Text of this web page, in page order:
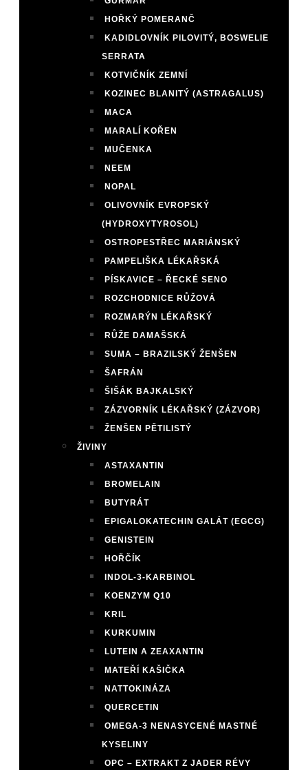
HOŘKÝ POMERANČ
KADIDLOVNÍK PILOVITÝ, BOSWELIE
SERRATA
KOTVIČNÍK ZEMNÍ
KOZINEC BLANITÝ (ASTRAGALUS)
MACA
MARALÍ KOŘEN
MUČENKA
NEEM
NOPAL
OLIVOVNÍK EVROPSKÝ
(HYDROXYTYROSOL)
OSTROPESTŘEC MARIÁNSKÝ
PAMPELIŠKA LÉKAŘSKÁ
PÍSKAVICE – ŘECKÉ SENO
ROZCHODNICE RŮŽOVÁ
ROZMARÝN LÉKAŘSKÝ
RŮŽE DAMAŠSKÁ
SUMA – BRAZILSKÝ ŽENŠEN
ŠAFRÁN
ŠIŠÁK BAJKALSKÝ
ZÁZVORNÍK LÉKAŘSKÝ (ZÁZVOR)
ŽENŠEN PĚTILISTÝ
ŽIVINY
ASTAXANTIN
BROMELAIN
BUTYRÁT
EPIGALOKATECHIN GALÁT (EGCG)
GENISTEIN
HOŘČÍK
INDOL-3-KARBINOL
KOENZYM Q10
KRIL
KURKUMIN
LUTEIN A ZEAXANTIN
MATEŘÍ KAŠIČKA
NATTOKINÁZA
QUERCETIN
OMEGA-3 NENASYCENÉ MASTNÉ
KYSELINY
OPC – EXTRAKT Z JADER RÉVY